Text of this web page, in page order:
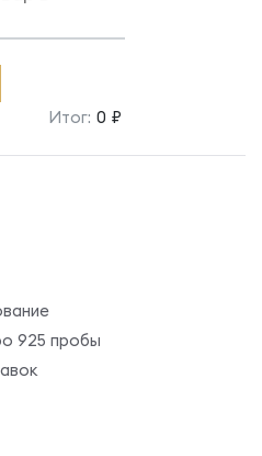
Итог: 0 ₽
925 пробы